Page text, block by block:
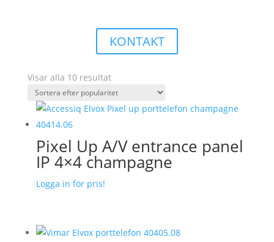
KONTAKT
Visar alla 10 resultatSortera
efter
popularitet
Pixel Up A/V entrance panel
IP 4×4 champagne
Logga in för pris!